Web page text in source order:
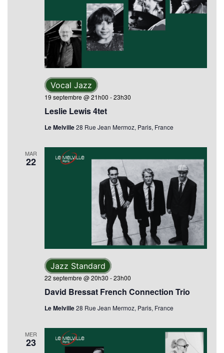
Leslie Lewis 4tet
19 septembre @ 21h00 -23h30
Vocal Jazz
Le Melville28 Rue Jean Mermoz, Paris, France
MAR
22
David Bressat French Connection Trio
22 septembre @ 20h30 -23h00
Jazz Standard
Le Melville28 Rue Jean Mermoz, Paris, France
MER
23